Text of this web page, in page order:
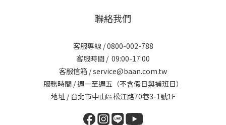
聯絡我們
客服專線 / 0800-002-788
客服時間 / 09:00-17:00
客服信箱 / service@baan.com.tw
服務時間 / 週一至週五（不含假日與補班日）
地址 / 台北市中山區松江路70巷3-1號1F